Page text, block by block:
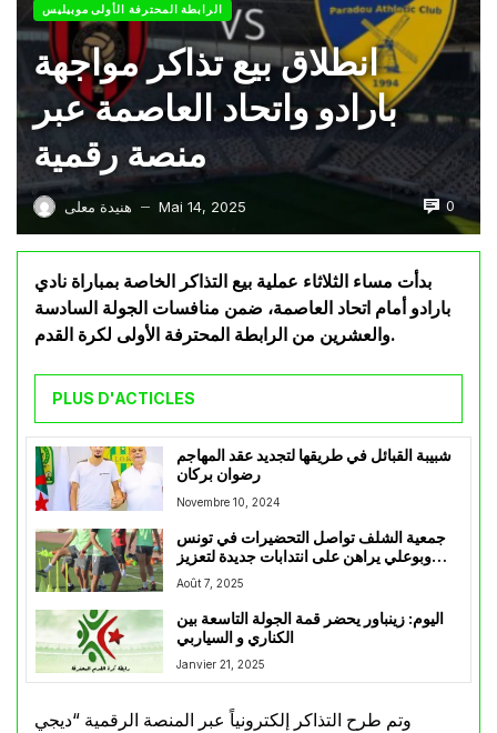
الرابطة المحترفة الأولى موبيليس
انطلاق بيع تذاكر مواجهة
بارادو واتحاد العاصمة عبر
منصة رقمية
هنيدة معلى — Mai 14, 2025 0
بدأت مساء الثلاثاء عملية بيع التذاكر الخاصة بمباراة نادي
بارادو أمام اتحاد العاصمة، ضمن منافسات الجولة السادسة
والعشرين من الرابطة المحترفة الأولى لكرة القدم.
PLUS D'ACTICLES
شبيبة القبائل في طريقها لتجديد عقد المهاجم
رضوان بركان
Novembre 10, 2024
جمعية الشلف تواصل التحضيرات في تونس
وبوعلي يراهن على انتدابات جديدة لتعزيز
التعداد
Août 7, 2025
اليوم: زينباور يحضر قمة الجولة التاسعة بين
الكناري و السياربي
Janvier 21, 2025
وتم طرح التذاكر إلكترونياً عبر المنصة الرقمية “ديجي